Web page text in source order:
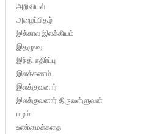
அறிவியல்
அழைப்பிதழ்
இக்கால இலக்கியம்
இதழுரை
இந்தி எதிர்ப்பு
இலக்கணம்
இலக்குவனார்
இலக்குவனார் திருவள்ளுவன்
ஈழம்
உண்மைக்கதை